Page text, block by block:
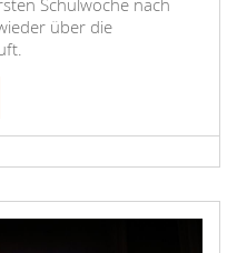
Schulwoche nach
über die